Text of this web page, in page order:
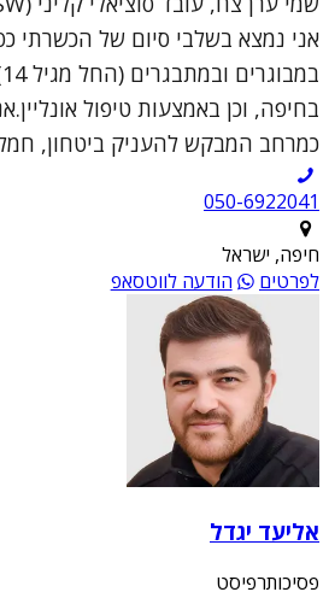
אני נמצא בשלבי סיום של הכשרתי
בחיפה, וכן באמצעות טיפול
כמרחב המבקש להעניק ביטחון,
050-6922041
חיפה, ישראל
לפרטים
הודעה לווטסאפ
אליעד יגדל
פסיכותרפיסט